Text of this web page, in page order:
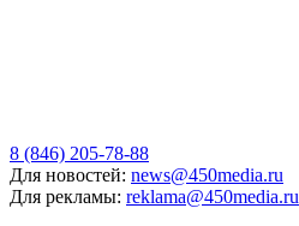
8 (846) 205-78-88
Для новостей: news@450media.ru
Для рекламы: reklama@450media.ru